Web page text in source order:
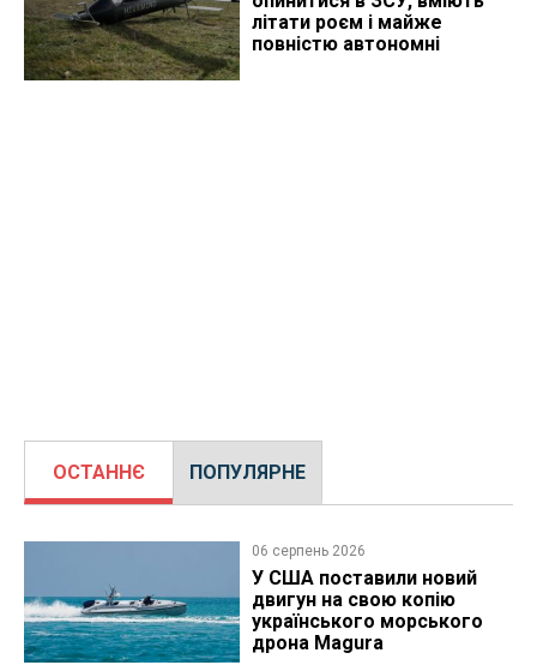
літати роєм і майже
повністю автономні
ОСТАННЄ ПОПУЛЯРНЕ
06 серпень 2026
У США поставили новий
двигун на свою копію
українського морського
дрона Magura